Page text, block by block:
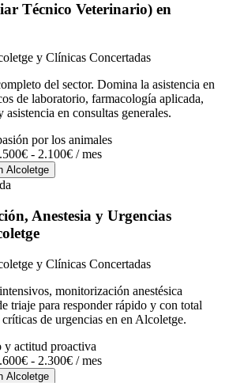
Técnico Veterinario) en
y Clínicas Concertadas
del sector. Domina la asistencia en
de laboratorio, farmacología aplicada,
en consultas generales.
por los animales
- 2.100€ / mes
Alcoletge
Anestesia y Urgencias
y Clínicas Concertadas
monitorización anestésica
triaje para responder rápido y con total
de urgencias en en Alcoletge.
y actitud proactiva
- 2.300€ / mes
Alcoletge